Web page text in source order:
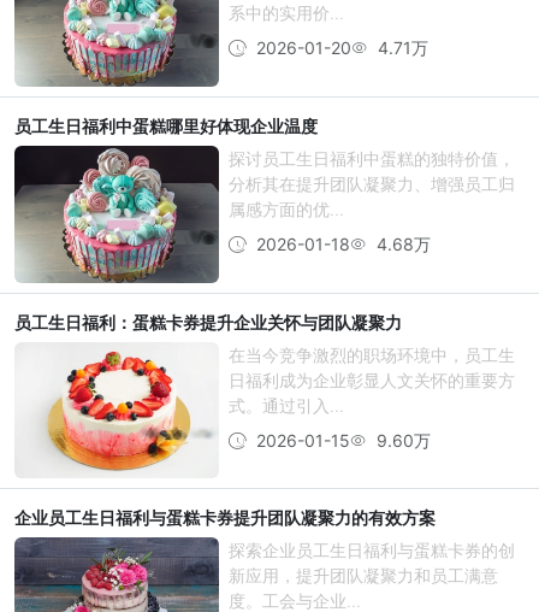
系中的实用价...
2026-01-20
4.71万
员工生日福利中蛋糕哪里好体现企业温度
探讨员工生日福利中蛋糕的独特价值，
分析其在提升团队凝聚力、增强员工归
属感方面的优...
2026-01-18
4.68万
员工生日福利：蛋糕卡券提升企业关怀与团队凝聚力
在当今竞争激烈的职场环境中，员工生
日福利成为企业彰显人文关怀的重要方
式。通过引入...
2026-01-15
9.60万
企业员工生日福利与蛋糕卡券提升团队凝聚力的有效方案
探索企业员工生日福利与蛋糕卡券的创
新应用，提升团队凝聚力和员工满意
度。工会与企业...